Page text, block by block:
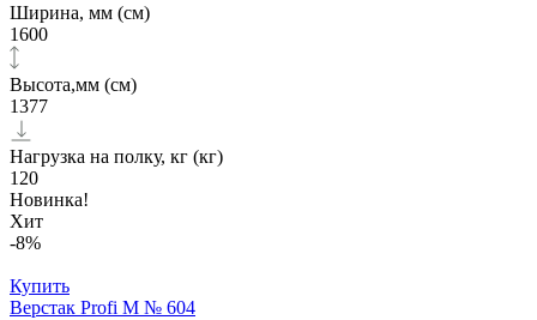
Ширина, мм (см)
1600
Высота,мм (см)
1377
Нагрузка на полку, кг (кг)
120
Новинка!
Хит
-8%
Купить
Верстак Profi M № 604